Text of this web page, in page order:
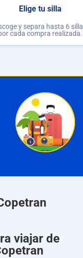
Elige tu silla
y separa hasta 6
cada compra realizada.
viajar de